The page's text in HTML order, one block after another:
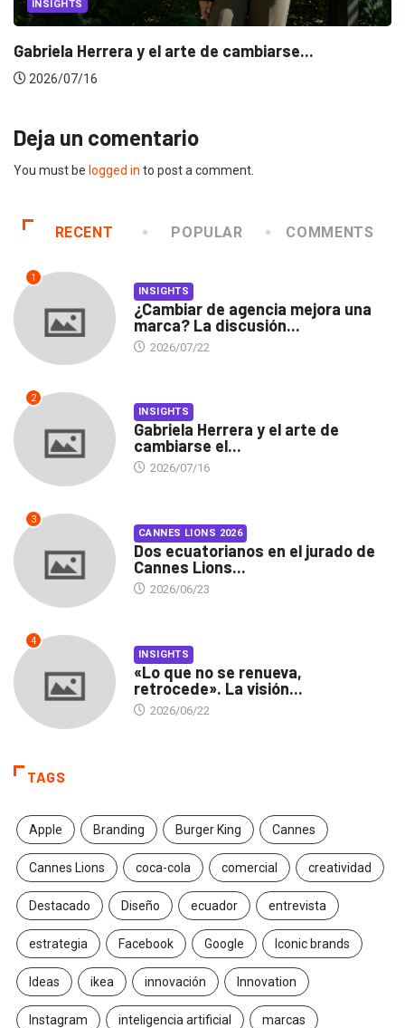
INSIGHTS
Gabriela Herrera y el arte de cambiarse...
2026/07/16
Deja un comentario
You must be logged in to post a comment.
RECENT POPULAR COMMENTS
1
INSIGHTS
¿Cambiar de agencia mejora una
marca? La discusión...
2026/07/22
2
INSIGHTS
Gabriela Herrera y el arte de
cambiarse el...
2026/07/16
3
CANNES LIONS 2026
Dos ecuatorianos en el jurado de
Cannes Lions...
2026/06/23
4
INSIGHTS
«Lo que no se renueva,
retrocede». La visión...
2026/06/22
TAGS
Apple Branding Burger King Cannes
Cannes Lions coca-cola comercial creatividad
Destacado Diseño ecuador entrevista
estrategia Facebook Google Iconic brands
Ideas ikea innovación Innovation
Instagram inteligencia artificial marcas